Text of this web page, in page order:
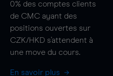
0% des comptes clients
de CMC ayant des
positions ouvertes sur
CZK/HKD s'attendent à
une move du cours.
En savoir plus